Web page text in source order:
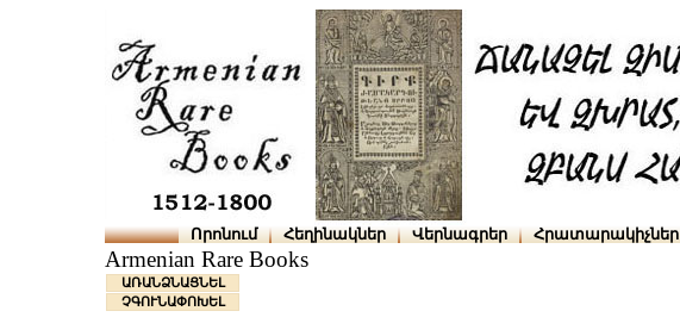
Որոնում Հեղինակներ Վերնագրեր Հրատարակիչներ
Armenian Rare Books
ԱՌԱՆՁՆԱՑՆԵԼ
ՉԳՈՒՆԱՓՈԽԵԼ